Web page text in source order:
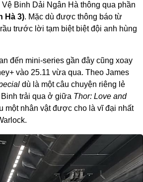
Binh Dải Ngân Hà thông qua phần
Hà 3). Mặc dù được thông báo từ
trước lời tạm biệt biệt đội anh hùng
đến mini-series gần đây cũng xoay
vào 25.11 vừa qua. Theo James
dù là một câu chuyện riêng lẻ
trải qua ở giữa Thor: Love and
một nhân vật được cho là vĩ đại nhất